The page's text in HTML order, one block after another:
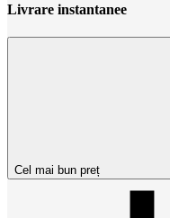
Livrare instantanee
Cel mai bun preț